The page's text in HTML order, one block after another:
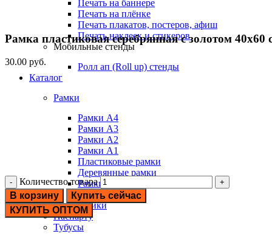
Печать на баннере
Печать на плёнке
Печать плакатов, постеров, афиш
Печать наклеек и стикеров
Мобильные стенды
Ролл ап (Roll up) стенды
Каталог
Рамки
Рамки А4
Рамки А3
Рамки А2
Рамки А1
Пластиковые рамки
Деревянные рамки
Рамки из алюминия
Белые рамки
Подрамники
Паспарту
Тубусы
Рамка пластиковая серебрянная с золотом 40х60
30.00 руб.
Количество товара
В корзину
Купить сейчас
КУПИТЬ ОПТОМ